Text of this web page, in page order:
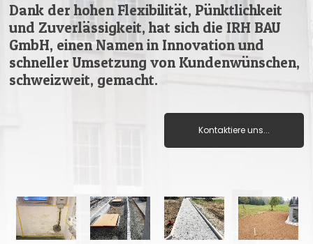
Dank der hohen Flexibilität, Pünktlichkeit
und Zuverlässigkeit, hat sich die IRH BAU
GmbH, einen Namen in Innovation und
schneller Umsetzung von Kundenwünschen,
schweizweit, gemacht.
Kontaktiere uns...